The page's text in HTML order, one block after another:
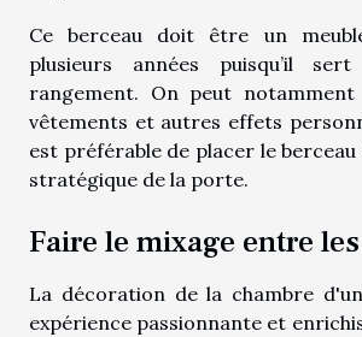
Ce berceau doit être un
plusieurs années puisqu’il
rangement. On peut
vêtements et autres effets
est préférable de placer le berceau
stratégique de la porte.
Faire le mixage entre
La décoration de la chambre
expérience passionnante et